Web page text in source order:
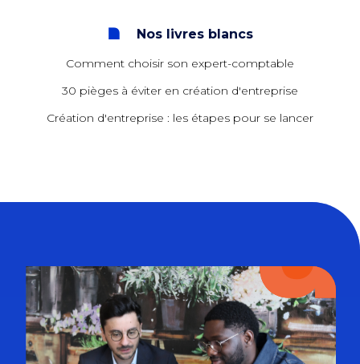
Nos livres blancs
Comment choisir son expert-comptable
30 pièges à éviter en création d'entreprise
Création d'entreprise : les étapes pour se lancer